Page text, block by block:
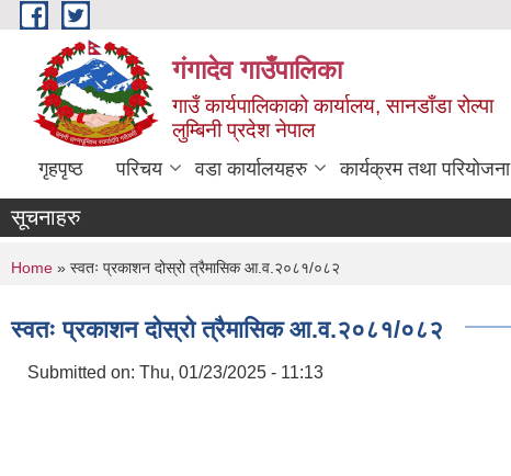
Skip to main content
गंगादेव गाउँपालिका
गाउँ कार्यपालिकाको कार्यालय, सानडाँडा रोल्पा
लुम्बिनी प्रदेश नेपाल
गृहपृष्ठ परिचय वडा कार्यालयहरु कार्यक्रम तथा परियोजना
सूचनाहरु
You are here
Home » स्वतः प्रकाशन दोस्रो त्रैमासिक आ.व.२०८१/०८२
स्वतः प्रकाशन दोस्रो त्रैमासिक आ.व.२०८१/०८२
Submitted on: Thu, 01/23/2025 - 11:13